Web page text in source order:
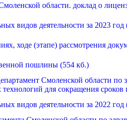
области. доклад о
видов деятельности за 2023 год
ходе (этапе) рассмотрения
пошлины (554 кб.)
Смоленской области по
для сокращения
видов деятельности за 2022 год